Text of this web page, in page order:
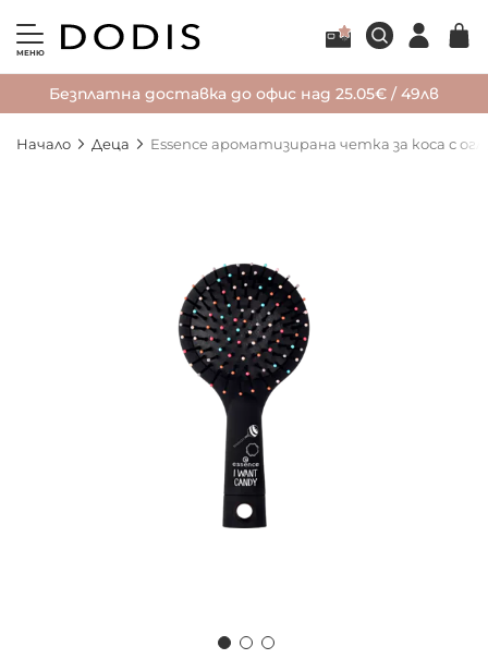
МЕНЮ
Безплатна доставка до офис над 25.05€ / 49лв
Начало Деца Essence ароматизирана четка за коса с